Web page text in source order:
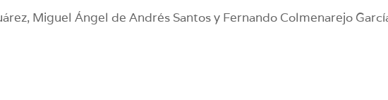
Miguel Ángel de Andrés Santos y Fernando Colmenarejo